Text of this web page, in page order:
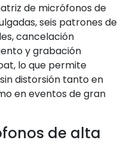
de micrófonos de
seis patrones de
cancelación
y grabación
lo que permite
distorsión tanto en
en eventos de gran
de alta